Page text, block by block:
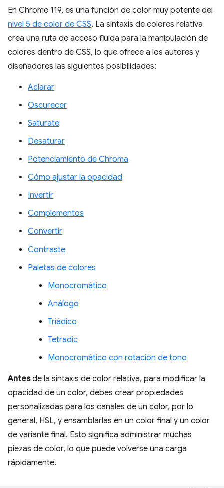
En Chrome 119, es una función de color muy potente del
nivel 5 de color de CSS. La sintaxis de colores relativa
crea una ruta de acceso fluida para la manipulación de
colores dentro de CSS, lo que ofrece a los autores y
diseñadores las siguientes posibilidades:
Aclarar
Oscurecer
Saturate
Desaturar
Potenciamiento de Chroma
Cómo ajustar la opacidad
Invertir
Complementos
Convertir
Contraste
Paletas de colores
Monocromático
Análogo
Triádico
Tetradic
Monocromático con rotación de tono
Antesde la sintaxis de color relativa, para modificar la
opacidad de un color, debes crear propiedades
personalizadas para los canales de un color, por lo
general, HSL, y ensamblarlas en un color final y un color
de variante final. Esto significa administrar muchas
piezas de color, lo que puede volverse una carga
rápidamente.